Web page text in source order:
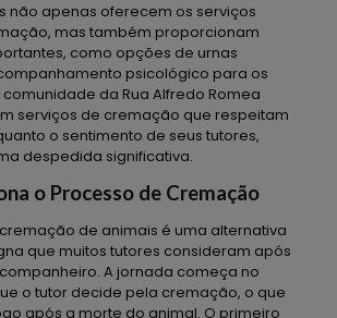
não apenas oferecem os serviços
mas também proporcionam
como opções de urnas
psicológico para os
comunidade da Rua Alfredo Romea
serviços de cremação que respeitam
o sentimento de seus tutores,
despedida significativa.
o Processo de Cremação
de animais é uma alternativa
que muitos tutores consideram após
A jornada começa no
o tutor decide pela cremação, o que
após a morte do animal. O primeiro